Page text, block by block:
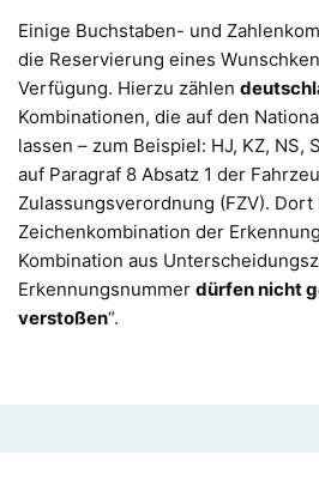
Einige Buchstaben- und
die Reservierung eines
Verfügung. Hierzu zählen
Kombinationen, die auf den
lassen – zum Beispiel: HJ, KZ, NS,
auf Paragraf 8 Absatz 1 der
Zulassungsverordnung (FZV). Dort
Zeichenkombination der
Kombination aus
Erkennungsnummer dürfen nicht
verstoßen“.